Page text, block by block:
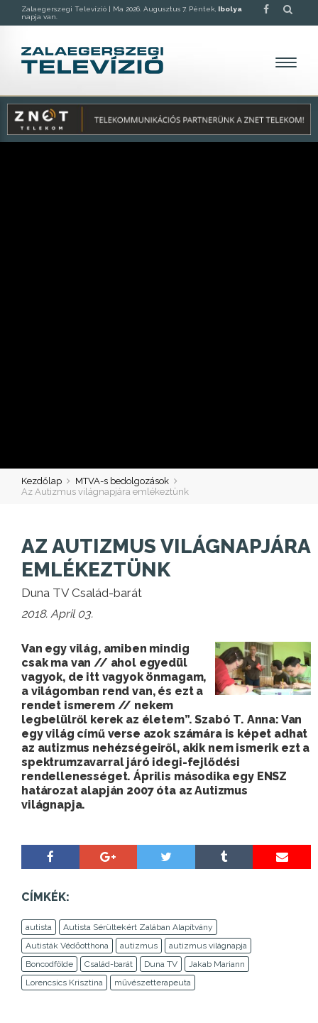
Zalaegerszegi Televízió | Ma 2026. Augusztus 7. Péntek, Ibolya
napja van.
Kezdőlap
MTVA-s bedolgozások
Az Autizmus világnapjára emlékeztünk
AZ AUTIZMUS VILÁGNAPJÁRA
EMLÉKEZTÜNK
Duna TV Család-barát
2018. April 03.
Van egy világ, amiben mindig
csak ma van // ahol egyedül
vagyok, de itt vagyok önmagam,
a világomban rend van, és ezt a
rendet ismerem // nekem
legbelülről kerek az életem”. Szabó T. Anna: Van
egy világ című verse azok számára is képet adhat
az autizmus nehézségeiről, akik nem ismerik ezt a
spektrumzavarral járó idegi-fejlődési
rendellenességet. Április másodika egy ENSZ
határozat alapján 2007 óta az Autizmus
világnapja.
CÍMKÉK:
autista
Autista Sérültekért Zalában Alapítvány
Autisták Védőotthona
autizmus
autizmus világnapja
Boncodfölde
Család-barát Duna TV
Jakab Mariann
Lorencsics Krisztina
művészetterapeuta